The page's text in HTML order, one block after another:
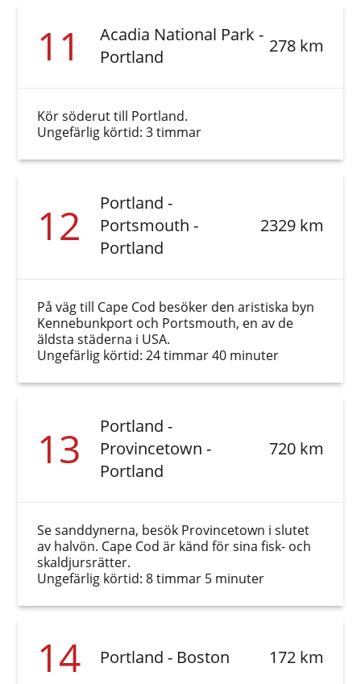
11
Acadia National Park -
Portland
278 km
Kör söderut till Portland.
Ungefärlig körtid: 3 timmar
12
Portland -
Portsmouth -
Portland
2329 km
På väg till Cape Cod besöker den aristiska byn
Kennebunkport och Portsmouth, en av de
äldsta städerna i USA.
Ungefärlig körtid: 24 timmar 40 minuter
13
Portland -
Provincetown -
Portland
720 km
Se sanddynerna, besök Provincetown i slutet
av halvön. Cape Cod är känd för sina fisk- och
skaldjursrätter.
Ungefärlig körtid: 8 timmar 5 minuter
14 Portland - Boston 172 km